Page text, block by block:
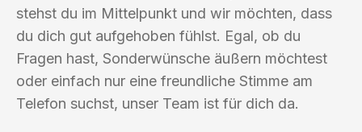
stehst du im Mittelpunkt und wir möchten, dass
du dich gut aufgehoben fühlst. Egal, ob du
Fragen hast, Sonderwünsche äußern möchtest
oder einfach nur eine freundliche Stimme am
Telefon suchst, unser Team ist für dich da.